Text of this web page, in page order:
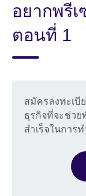
อยากพรี
ตอนที่ 1
สมัครลงทะเบี
ธุรกิจที่จะช่ว
สำเร็จในการ